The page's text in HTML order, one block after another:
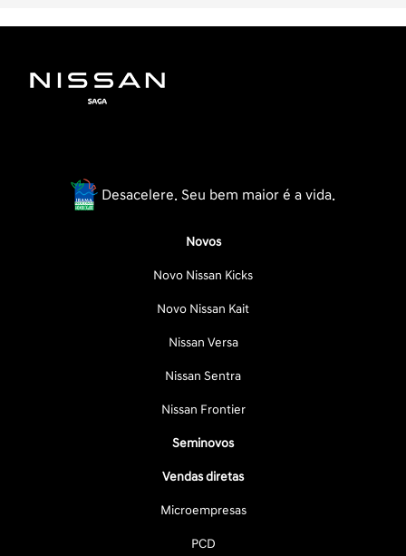
Desacelere. Seu bem maior é a vida.
Novos
Novo Nissan Kicks
Novo Nissan Kait
Nissan Versa
Nissan Sentra
Nissan Frontier
Seminovos
Vendas diretas
Microempresas
PCD